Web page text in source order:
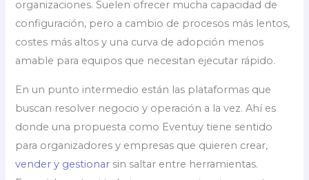
organizaciones. Suelen ofrecer mucha capacidad de
configuración, pero a cambio de procesos más lentos,
costes más altos y una curva de adopción menos
amable para equipos que necesitan ejecutar rápido.
En un punto intermedio están las plataformas que
buscan resolver negocio y operación a la vez. Ahí es
donde una propuesta como Eventuy tiene sentido
para organizadores y empresas que quieren crear,
vender y gestionar sin saltar entre herramientas.